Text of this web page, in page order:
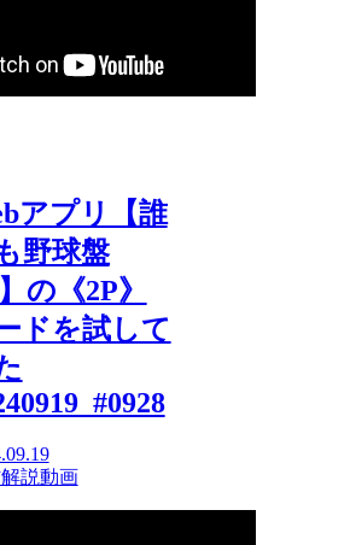
アプリ【誰
野球盤
の《2P》
ドを試して
説動画